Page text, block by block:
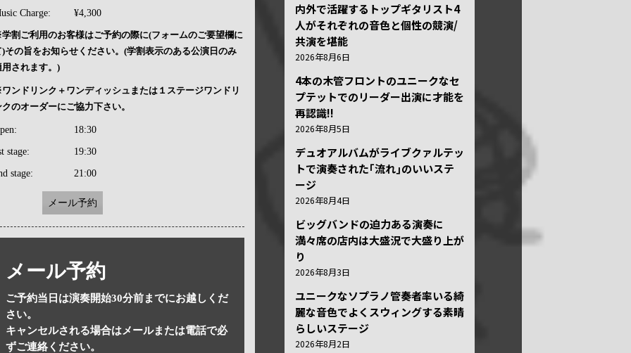
Charge: ¥4,300
割ご利用のお客様はご予約の際に(フォームのご要望欄に
)その旨をお知らせください。(学割表示のある公演日のみ
用されます。)
ンドリンク＋ワンディッシュまたは１ステージワンドリ
クのオーダーにご協力下さい。
18:30
stage: 19:30
stage: 21:00
メール予約
メール予約
ご予約当日は演奏開始30分前までにお越しくだ
さい。
キャンセルされる場合はメールまたは電話で必
ずご連絡ください。
内外で活躍するトップギタリスト4
人がそれぞれの音色と個性の競演/
共演を堪能
2026年8月6日
4本の木管フロントのユニークなセ
プテットでのリーダー出演に才能を
再認識!!
2026年8月5日
デュオアルバムがライブクァルテッ
トで演奏された｢流れ｣のいいステ
ージ
2026年8月4日
ビッグバンドの迫力ある演奏に
満々席の店内は大盛況で大盛り上が
り
2026年8月3日
ユニークなソプラノ管奏者率いる綺
麗な音色でよくスウィングする素晴
らしいステージ
2026年8月2日